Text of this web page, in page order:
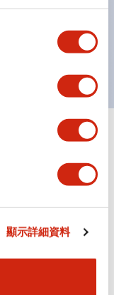
顯示詳細資料
顏色識別。
或緊急狀況下，
顯示全部+